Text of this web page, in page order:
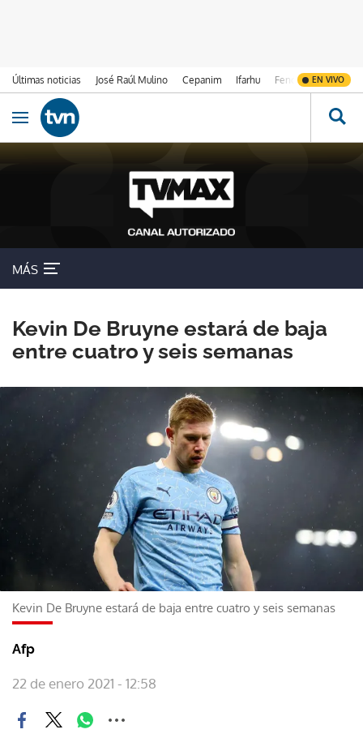
Últimas noticias José Raúl Mulino Cepanim Ifarhu Fenómeno de El
EN VIVO
Ir al contenido
Obrir navegació
MÁS
Kevin De Bruyne estará de baja
entre cuatro y seis semanas
Kevin De Bruyne estará de baja entre cuatro y seis semanas
Afp
22 de enero 2021 - 12:58